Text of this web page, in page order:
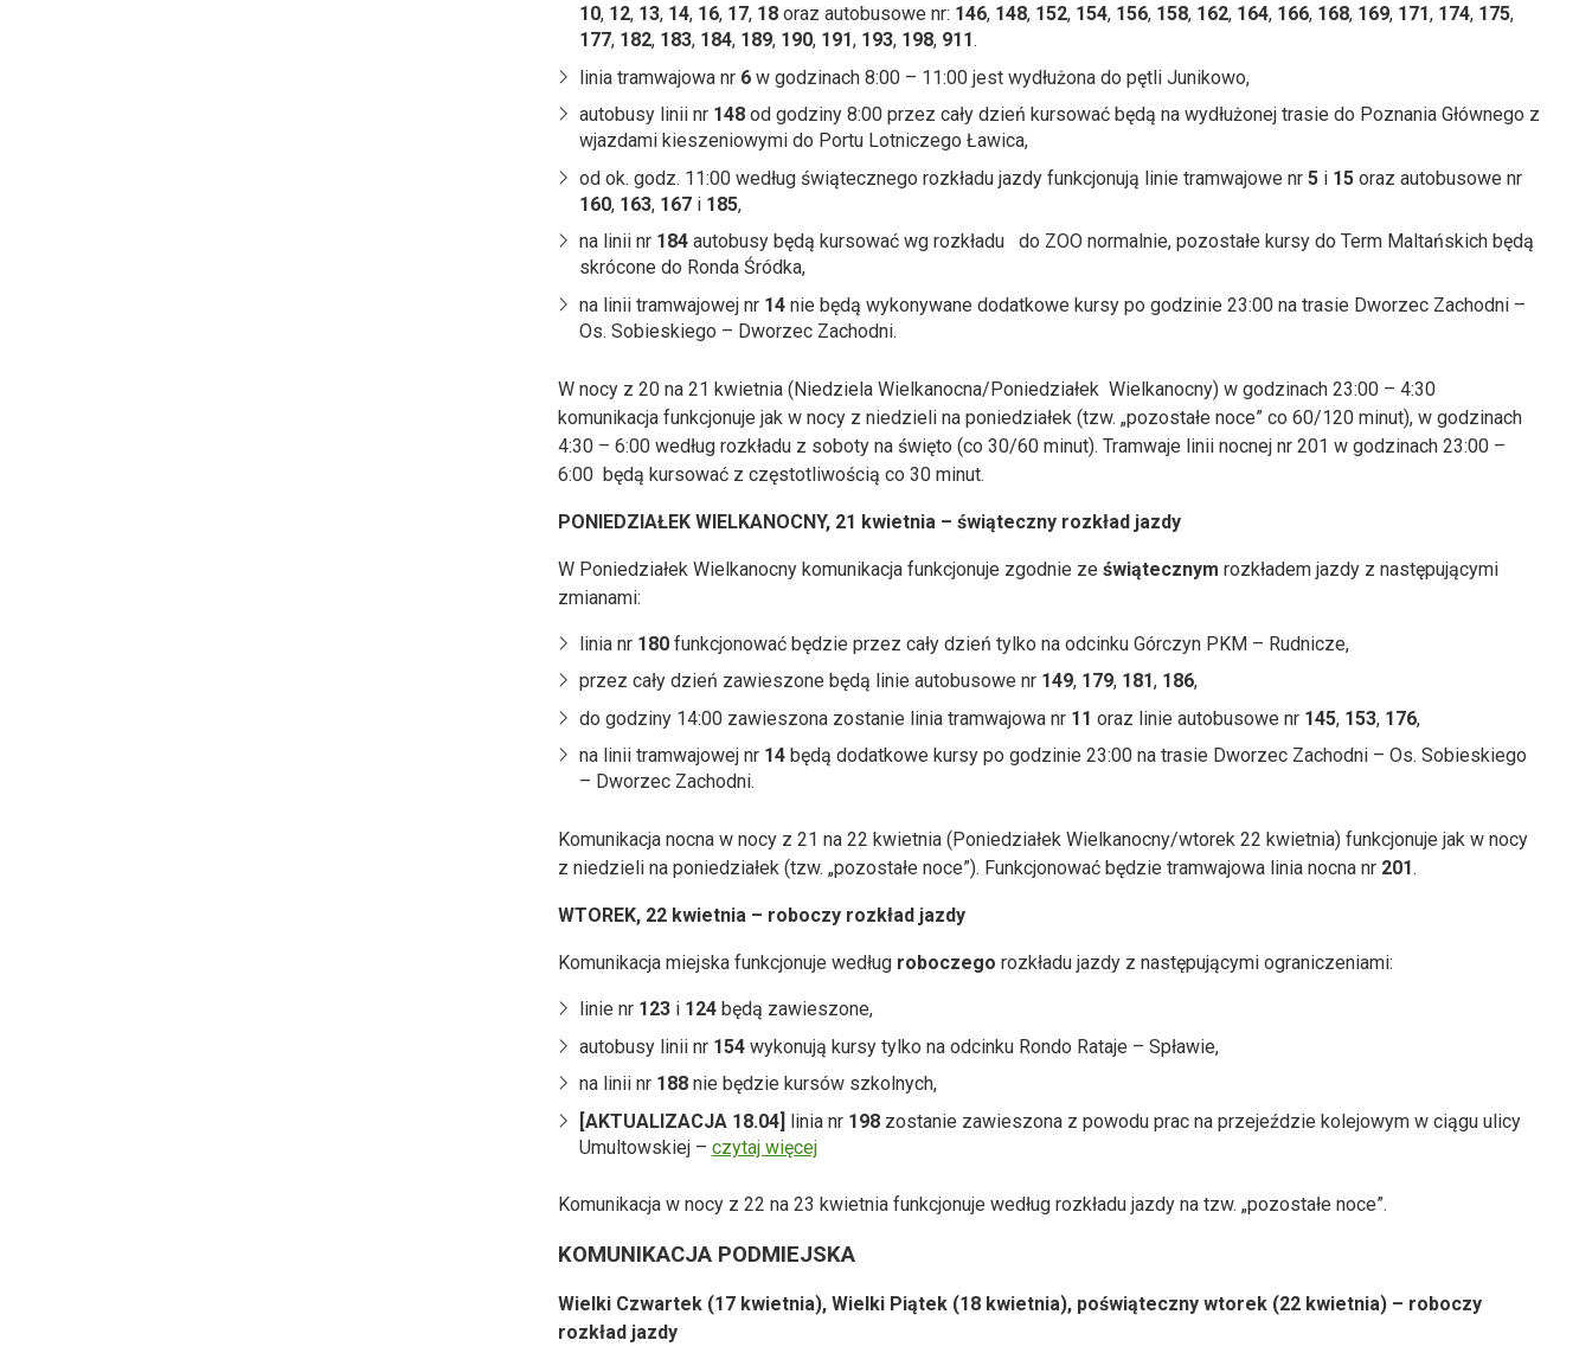
10, 12, 13, 14, 16, 17, 18oraz autobusowe nr: 146, 148, 152, 154, 156, 158, 162, 164, 166, 168, 169, 171, 174, 175,
177, 182, 183, 184, 189, 190, 191, 193, 198, 911.
linia tramwajowa nr 6w godzinach 8:00 – 11:00 jest wydłużona do pętli Junikowo,
autobusy linii nr 148od godziny 8:00 przez cały dzień kursować będą na wydłużonej trasie do Poznania Głównego z
wjazdami kieszeniowymi do Portu Lotniczego Ławica,
od ok. godz. 11:00 według świątecznego rozkładu jazdy funkcjonują linie tramwajowe nr 5i 15 oraz autobusowe nr
160, 163, 167i 185,
na linii nr 184autobusy będą kursować wg rozkładu do ZOO normalnie, pozostałe kursy do Term Maltańskich będą
skrócone do Ronda Śródka,
na linii tramwajowej nr 14nie będą wykonywane dodatkowe kursy po godzinie 23:00 na trasie Dworzec Zachodni –
Os. Sobieskiego – Dworzec Zachodni.
W nocy z 20 na 21 kwietnia (Niedziela Wielkanocna/Poniedziałek Wielkanocny) w godzinach 23:00 – 4:30
komunikacja funkcjonuje jak w nocy z niedzieli na poniedziałek (tzw. „pozostałe noce” co 60/120 minut), w godzinach
4:30 – 6:00 według rozkładu z soboty na święto (co 30/60 minut). Tramwaje linii nocnej nr 201 w godzinach 23:00 –
6:00 będą kursować z częstotliwością co 30 minut.
PONIEDZIAŁEK WIELKANOCNY, 21 kwietnia – świąteczny rozkład jazdy
W Poniedziałek Wielkanocny komunikacja funkcjonuje zgodnie ze świątecznym rozkładem jazdy z następującymi
zmianami:
linia nr 180funkcjonować będzie przez cały dzień tylko na odcinku Górczyn PKM – Rudnicze,
przez cały dzień zawieszone będą linie autobusowe nr 149, 179, 181, 186,
do godziny 14:00 zawieszona zostanie linia tramwajowa nr 11 oraz linie autobusowe nr 145, 153, 176,
na linii tramwajowej nr 14będą dodatkowe kursy po godzinie 23:00 na trasie Dworzec Zachodni – Os. Sobieskiego
– Dworzec Zachodni.
Komunikacja nocna w nocy z 21 na 22 kwietnia (Poniedziałek Wielkanocny/wtorek 22 kwietnia) funkcjonuje jak w nocy
z niedzieli na poniedziałek (tzw. „pozostałe noce”). Funkcjonować będzie tramwajowa linia nocna nr 201.
WTOREK, 22 kwietnia – roboczy rozkład jazdy
Komunikacja miejska funkcjonuje według roboczego rozkładu jazdy z następującymi ograniczeniami:
linie nr 123i 124będą zawieszone,
autobusy linii nr 154wykonują kursy tylko na odcinku Rondo Rataje – Spławie,
na linii nr 188nie będzie kursów szkolnych,
[AKTUALIZACJA 18.04] linia nr 198zostanie zawieszona z powodu prac na przejeździe kolejowym w ciągu ulicy
Umultowskiej – czytaj więcej
Komunikacja w nocy z 22 na 23 kwietnia funkcjonuje według rozkładu jazdy na tzw. „pozostałe noce”.
KOMUNIKACJA PODMIEJSKA
Wielki Czwartek (17 kwietnia), Wielki Piątek (18 kwietnia), poświąteczny wtorek (22 kwietnia) – roboczy
rozkład jazdy